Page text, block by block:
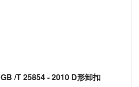
GB /T 25854 - 2010 D形卸扣